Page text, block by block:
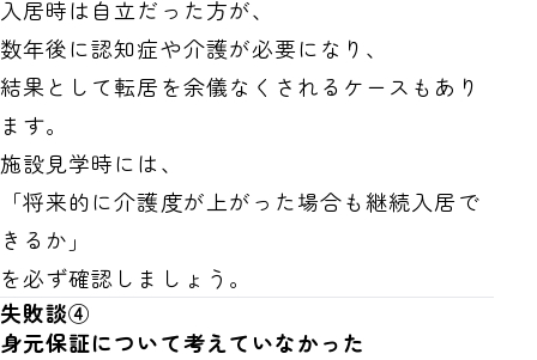
入居時は自立だった方が、
数年後に認知症や介護が必要になり、
結果として転居を余儀なくされるケースもあり
ます。
施設見学時には、
「将来的に介護度が上がった場合も継続入居で
きるか」
を必ず確認しましょう。
失敗談④
身元保証について考えていなかった